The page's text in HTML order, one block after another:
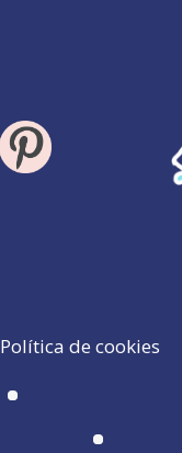
Política de cookies